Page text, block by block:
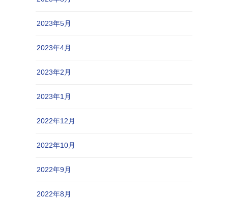
2023年5月
2023年4月
2023年2月
2023年1月
2022年12月
2022年10月
2022年9月
2022年8月